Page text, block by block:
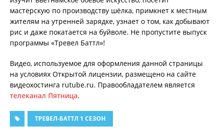
мастерскую по производству шёлка, примкнет к местным
жителям на утренней зарядке, узнает о том, как добывают
рис и даже покатается на буйволе. Не пропустите выпуск
программы «Тревел Баттл»!
Видео, используемое для оформления данной страницы
на условиях Открытой лицензии, размещено на сайте
видеохостинга rutube.ru. Правообладателем является
телеканал Пятница.
ТРЕВЕЛ-БАТТЛ 1 СЕЗОН